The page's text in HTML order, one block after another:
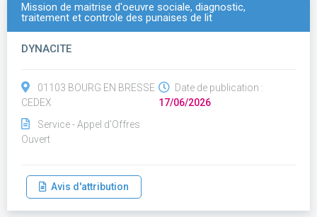
Mission de maitrise d'oeuvre sociale, diagnostic,
traitement et controle des punaises de lit
DYNACITE
01103 BOURG EN BRESSE
CEDEX
Service - Appel d'Offres
Ouvert
Date de publication :
17/06/2026
Avis d'attribution